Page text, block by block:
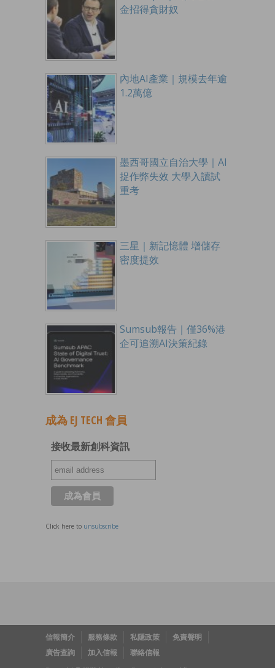
金招得貪財奴
內地AI產業｜規模去年逾
1.2萬億
墨西哥國立自治大學｜AI
捉作弊失效 大學入讀試
重考
三星｜新記憶體 增儲存
密度提效
Sumsub報告｜僅36%港
企可追溯AI決策紀錄
成為 EJ TECH 會員
接收最新創科資訊
Click here to unsubscribe
信報簡介 服務條款 私隱政策
免責聲明
廣告查詢
加入信報 聯絡信報